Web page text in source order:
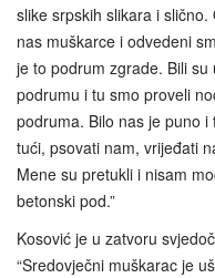
slike srpskih slikara i
nas muškarce i odvedeni
je to podrum zgrade. Bili
podrumu i tu smo proveli
podruma. Bilo nas je puno
tući, psovati nam, vrijeđati
Mene su pretukli i nisam
betonski pod.”
Kosović je u zatvoru
“Sredovječni muškarac je